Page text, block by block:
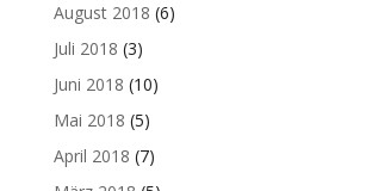
August 2018 (6)
Juli 2018 (3)
Juni 2018 (10)
Mai 2018 (5)
April 2018 (7)